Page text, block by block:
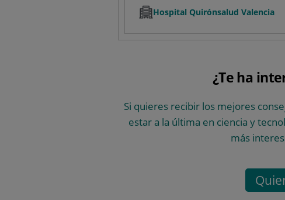
Hospital Quirónsalud Valencia
¿Te ha
Si quieres recibir los mejores
estar a la última en ciencia y
más